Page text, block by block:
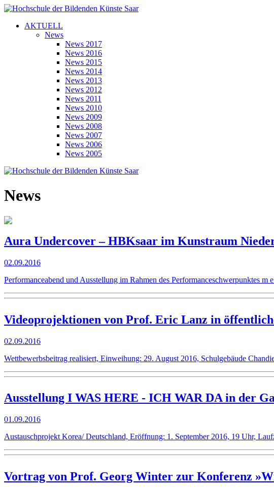
AKTUELL
News
News 2017
News 2016
News 2015
News 2014
News 2013
News 2012
News 2011
News 2010
News 2009
News 2008
News 2007
News 2006
News 2005
News
Aura Undercover – HBKsaar im Kunstraum
02.09.2016
Performanceabend und Ausstellung im Rahmen des Performanceschwerpunktes m
Videoprojektionen von Prof. Eric Lanz in
02.09.2016
Wettbewerbsbeitrag realisiert, Einweihung: 29. August 2016, Schulgebäude
Ausstellung I WAS HERE - ICH WAR DA in der
01.09.2016
Austauschprojekt Korea/ Deutschland, Eröffnung: 1. September 2016, 19 Uhr,
Vortrag von Prof. Georg Winter zur Konferenz